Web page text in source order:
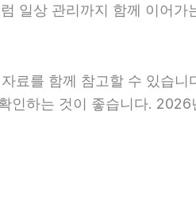
일상 관리까지 함께 이어
자료를 함께 참고할 수 있습
인하는 것이 좋습니다.